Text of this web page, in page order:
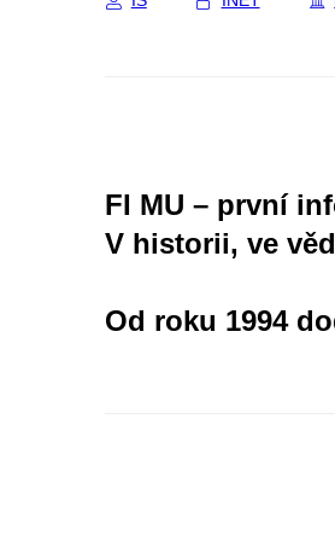
FI MU – první
V historii, ve
Od roku 1994